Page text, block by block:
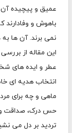
عمیق و پیچیده
باهوش و
نمی برند. آن ها
این مقاله از
عطر و ایده های
انتخاب هدیه ای
ماهی و چه برای
حس درک، صداقت و
تردید بر دل می